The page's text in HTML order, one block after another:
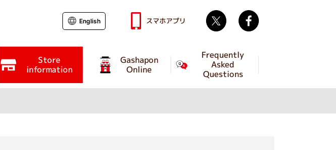
Store
information
Gashapon
Online
Frequently
Asked
Questions
English スマホアプリ Twitter